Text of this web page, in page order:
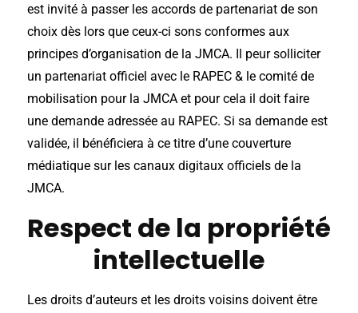
est invité à passer les accords de partenariat de son
choix dès lors que ceux-ci sons conformes aux
principes d’organisation de la JMCA. Il peur solliciter
un partenariat officiel avec le RAPEC & le comité de
mobilisation pour la JMCA et pour cela il doit faire
une demande adressée au RAPEC. Si sa demande est
validée, il bénéficiera à ce titre d’une couverture
médiatique sur les canaux digitaux officiels de la
JMCA.
Respect de la propriété
intellectuelle
Les droits d’auteurs et les droits voisins doivent être